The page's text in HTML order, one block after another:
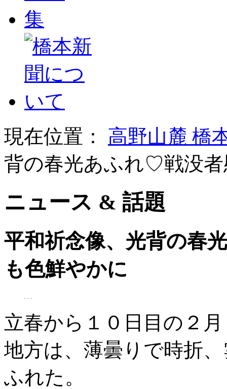
現在位置： 高野山麓 橋
背の春光あふれ♡戦没
ニュース & 話題
平和祈念像、光背の春
も色鮮やかに
立春から１０日目の２
地方は、薄曇りで時折
ふれた。